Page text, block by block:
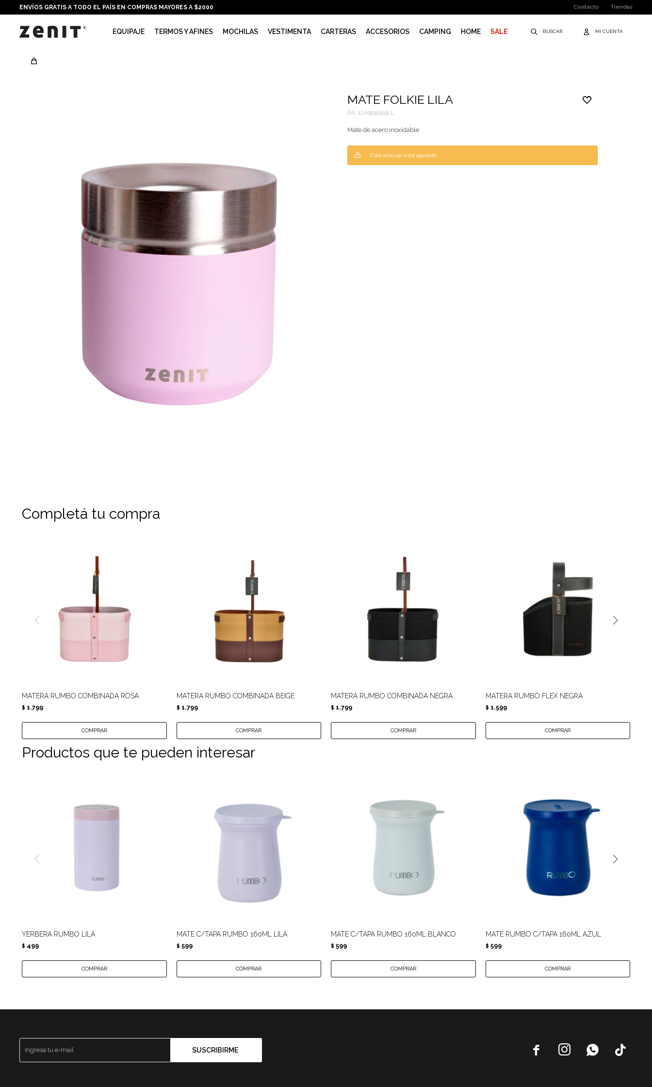
EQUIPAJE TERMOS Y AFINES MOCHILAS VESTIMENTA CARTERAS ACCESORIOS CAMPING HOME SALE
ENVÍOS GRATIS A TODO EL PAÍS EN COMPRAS MAYORES A $2000 Contacto Tiendas
MATE FOLKIE LILA
1209931919LL
Mate de acero inoxidable
Este artículo está agotado.
Completá tu compra
MATERA RUMBO COMBINADA ROSA
$ 1.799
MATERA RUMBO COMBINADA BEIGE
$ 1.799
MATERA RUMBO COMBINADA NEGRA
$ 1.799
MATERA RUMBO FLEX NEGRA
$ 1.599
Productos que te pueden interesar
YERBERA RUMBO LILA
$ 499
MATE C/TAPA RUMBO 160ML LILA
$ 599
MATE C/TAPA RUMBO 160ML BLANCO
$ 599
MATE RUMBO C/TAPA 160ML AZUL
$ 599
SUSCRIBIRME    